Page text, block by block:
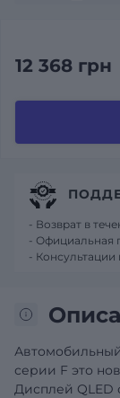
12 368 грн
серии F это
Дисплей QLED
- Возврат в
- Официальная
-